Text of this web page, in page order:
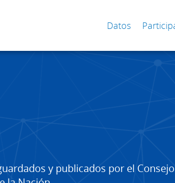
Datos
y publicados por el Consejo